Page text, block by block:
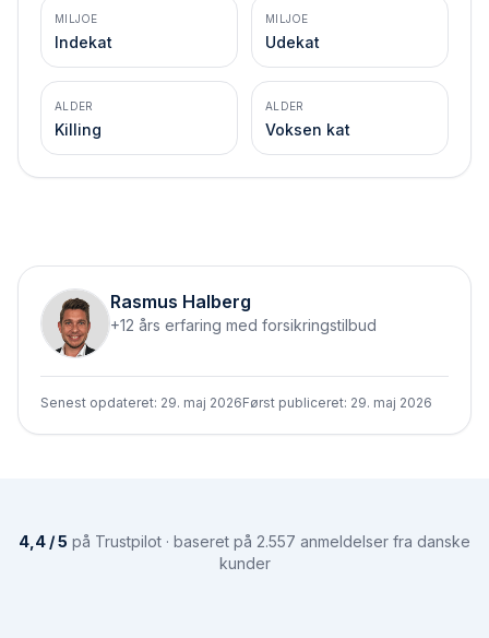
MILJOE
Indekat
MILJOE
Udekat
ALDER
Killing
ALDER
Voksen kat
Rasmus Halberg
+12 års erfaring med forsikringstilbud
Senest opdateret: 29. maj 2026Først publiceret: 29. maj 2026
4,4 / 5 på Trustpilot · baseret på 2.557 anmeldelser fra danske
kunder